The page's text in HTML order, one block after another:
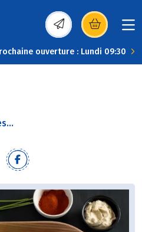
(s’ouvre dans une
ouverture : Lundi 09:30